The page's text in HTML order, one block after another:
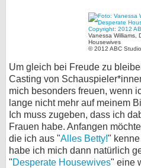
Vanessa Williams,
Housewives
© 2012 ABC
Um gleich bei Freude zu
Casting von
mich besonders freuen, wenn
lange nicht mehr auf meinem
Ich muss zugeben, dass ich
Frauen habe. Anfangen
die ich aus "Alles Betty!"
habe ich mich dann natürlich
"Desperate Housewives" eine